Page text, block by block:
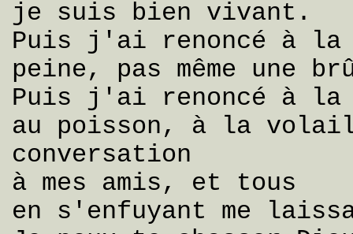
je suis bien vivant.
Puis j'ai renoncé à la
peine, pas même une
Puis j'ai renoncé à la
au poisson, à la
conversation
à mes amis, et tous
en s'enfuyant me